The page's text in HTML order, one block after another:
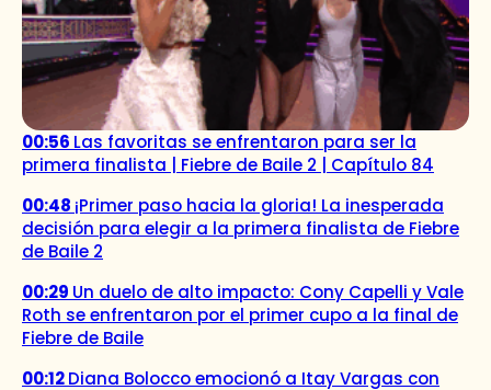
00:56 Las favoritas se enfrentaron para ser la
primera finalista | Fiebre de Baile 2 | Capítulo 84
00:48 ¡Primer paso hacia la gloria! La inesperada
decisión para elegir a la primera finalista de Fiebre
de Baile 2
00:29 Un duelo de alto impacto: Cony Capelli y Vale
Roth se enfrentaron por el primer cupo a la final de
Fiebre de Baile
00:12Diana Bolocco emocionó a Itay Vargas con